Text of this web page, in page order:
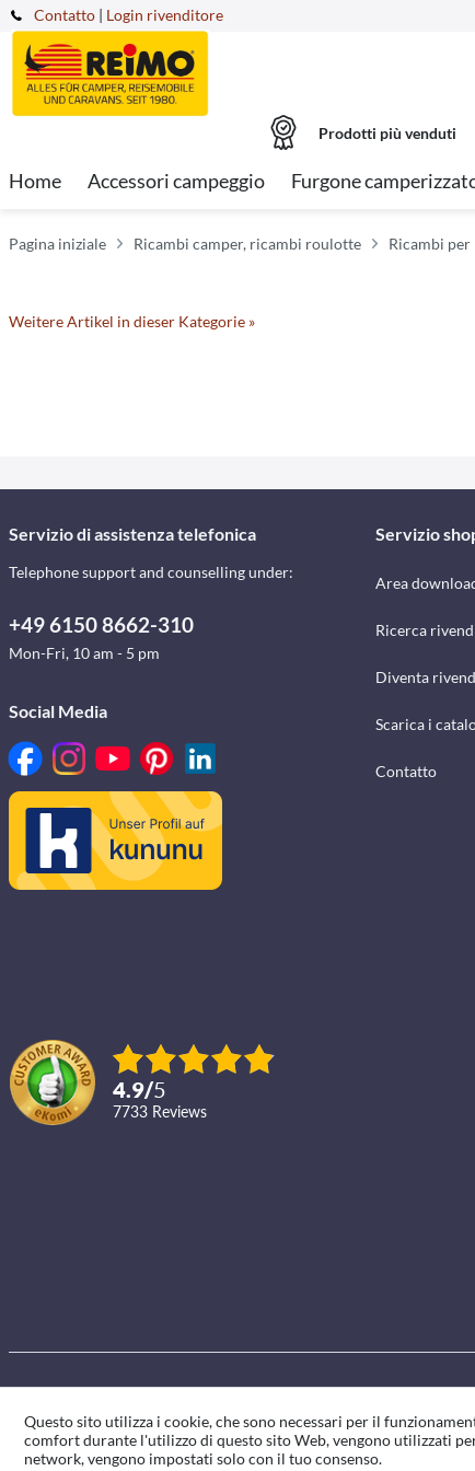
Contatto | Login rivenditore
Prodotti più venduti
Home Accessori campeggio Furgone
Pagina iniziale Ricambi camper, ricambi roulotte Ricambi per
Weitere Artikel in dieser Kategorie »
Servizio di assistenza telefonica
Telephone support and counselling under:
+49 6150 8662-310
Mon-Fri, 10 am - 5 pm
Social Media
4.9/5
7733 reviews
Servizio
Area
Ricerca
Diventa
Scarica i
Contatto
Questo sito utilizza i cookie, che sono necessari per il
comfort durante l'utilizzo di questo sito Web, vengono utilizzati
network, vengono impostati solo con il tuo consenso.